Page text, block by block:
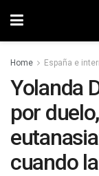
Home España e
Yolanda
por
cuando